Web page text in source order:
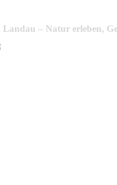
– Natur erleben,